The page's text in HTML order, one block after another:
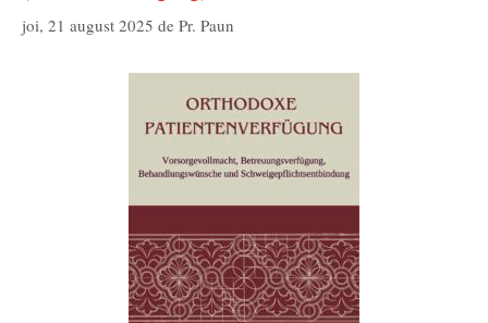
joi, 21 august 2025 de Pr. Paun